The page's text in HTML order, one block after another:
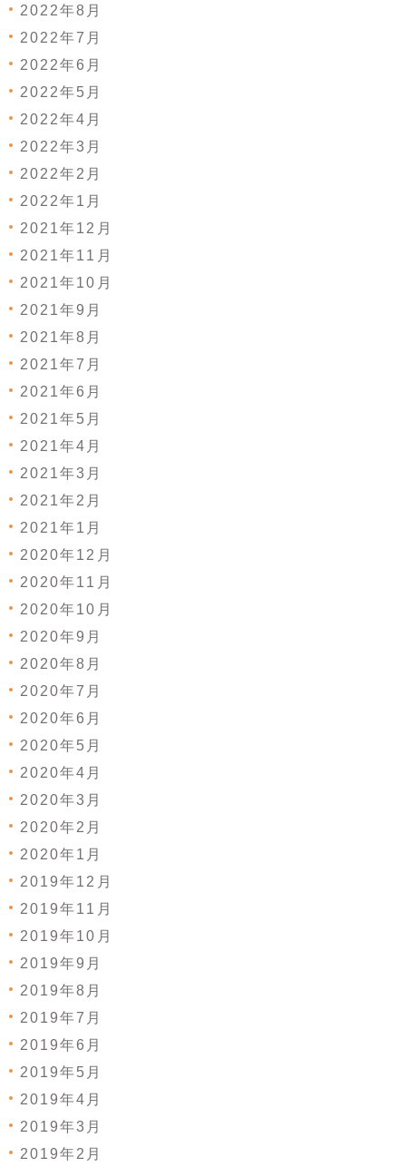
2022年8月
2022年7月
2022年6月
2022年5月
2022年4月
2022年3月
2022年2月
2022年1月
2021年12月
2021年11月
2021年10月
2021年9月
2021年8月
2021年7月
2021年6月
2021年5月
2021年4月
2021年3月
2021年2月
2021年1月
2020年12月
2020年11月
2020年10月
2020年9月
2020年8月
2020年7月
2020年6月
2020年5月
2020年4月
2020年3月
2020年2月
2020年1月
2019年12月
2019年11月
2019年10月
2019年9月
2019年8月
2019年7月
2019年6月
2019年5月
2019年4月
2019年3月
2019年2月